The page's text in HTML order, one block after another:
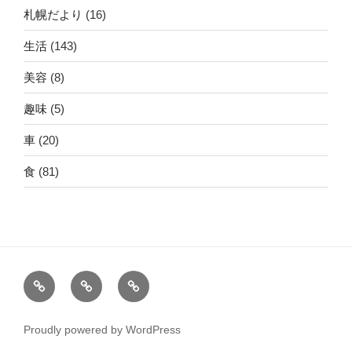
札幌だより (16)
生活 (143)
美容 (8)
趣味 (5)
車 (20)
食 (81)
ホ
ー
運
営
こ
の
Proudly powered by WordPress